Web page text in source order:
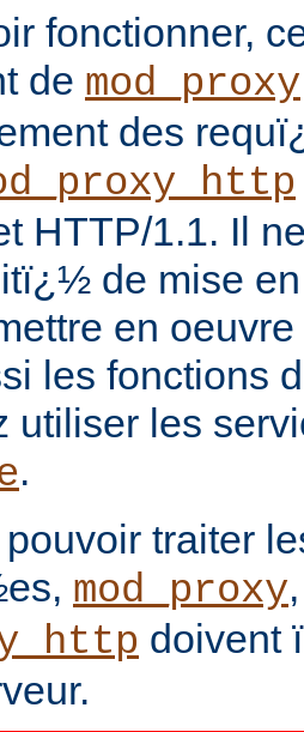
fonctionner,
de mod_proxy
des
HTTP/1.1. Il
de mise
en
les fonctions
utiliser les
.
traiter
mod_proxy
doivent